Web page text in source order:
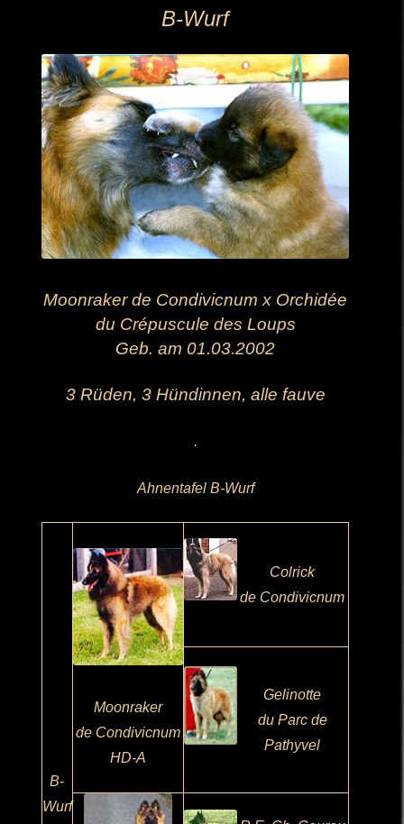
B-Wurf
Moonraker de Condivicnum x Orchidée
du Crépuscule des Loups
Geb. am 01.03.2002
3 Rüden, 3 Hündinnen, alle fauve
.
Ahnentafel B-Wurf
B-
Wurf
Moonraker
de Condivicnum
HD-A
Colrick
de Condivicnum
Gelinotte
du Parc de
Pathyvel